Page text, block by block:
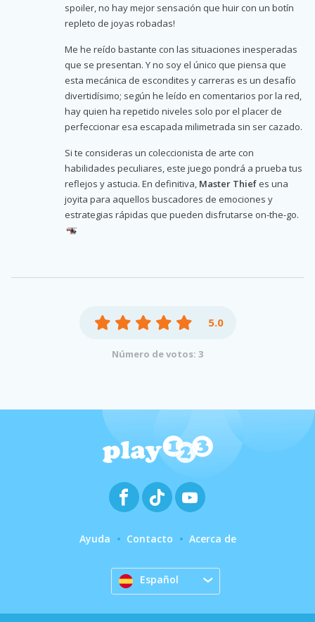
spoiler, no hay mejor sensación que huir con un botín
repleto de joyas robadas!
Me he reído bastante con las situaciones inesperadas
que se presentan. Y no soy el único que piensa que
esta mecánica de escondites y carreras es un desafío
divertidísimo; según he leído en comentarios por la red,
hay quien ha repetido niveles solo por el placer de
perfeccionar esa escapada milimetrada sin ser cazado.
Si te consideras un coleccionista de arte con
habilidades peculiares, este juego pondrá a prueba tus
reflejos y astucia. En definitiva, Master Thief es una
joyita para aquellos buscadores de emociones y
estrategias rápidas que pueden disfrutarse on-the-go.
5.0
Número de votos: 3
Ayuda Contacto Acerca de
Español